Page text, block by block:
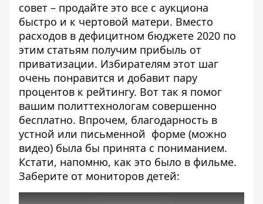
совет – продайте это все с аукциона
быстро и к чертовой матери. Вместо
расходов в дефицитном бюджете 2020 по
этим статьям получим прибыль от
приватизации. Избирателям этот шаг
очень понравится и добавит пару
процентов к рейтингу. Вот так я помог
вашим политтехнологам совершенно
бесплатно. Впрочем, благодарность в
устной или письменной форме (можно
видео) была бы принята с пониманием.
Кстати, напомню, как это было в фильме.
Заберите от мониторов детей: